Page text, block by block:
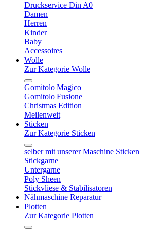
Druckservice Din A0
Damen
Herren
Kinder
Baby
Accessoires
Wolle
Zur Kategorie Wolle
Gomitolo Magico
Gomitolo Fusione
Christmas Edition
Meilenweit
Sticken
Zur Kategorie Sticken
selber mit unserer Maschine
Stickgarne
Untergarne
Poly Sheen
Stickvliese & Stabilisatoren
Nähmaschine Reparatur
Plotten
Zur Kategorie Plotten